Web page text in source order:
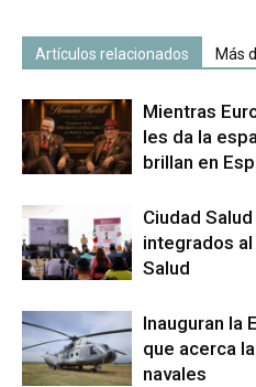
Artículos relacionados Más
Mientras
les da la
brillan en
Ciudad
integrados
Salud
Inauguran la
que acerca
navales